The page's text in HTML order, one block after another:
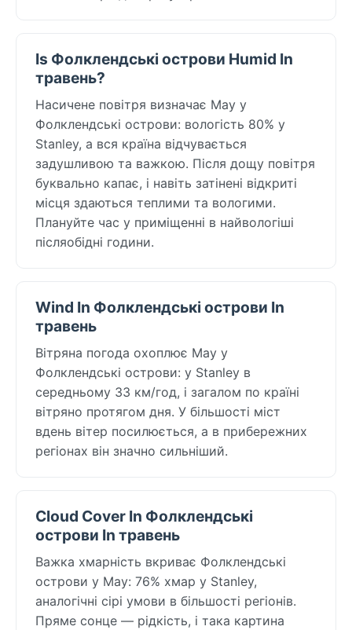
Is Фолклендські острови Humid In
травень?
Насичене повітря визначає May у
Фолклендські острови: вологість 80% у
Stanley, а вся країна відчувається
задушливою та важкою. Після дощу повітря
буквально капає, і навіть затінені відкриті
місця здаються теплими та вологими.
Плануйте час у приміщенні в найвологіші
післяобідні години.
Wind In Фолклендські острови In
травень
Вітряна погода охоплює May у
Фолклендські острови: у Stanley в
середньому 33 км/год, і загалом по країні
вітряно протягом дня. У більшості міст
вдень вітер посилюється, а в прибережних
регіонах він значно сильніший.
Cloud Cover In Фолклендські
острови In травень
Важка хмарність вкриває Фолклендські
острови у May: 76% хмар у Stanley,
аналогічні сірі умови в більшості регіонів.
Пряме сонце — рідкість, і така картина